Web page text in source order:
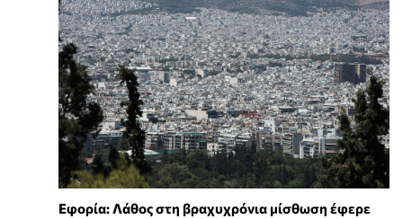
Εφορία: Λάθος στη βραχυχρόνια μίσθωση έφερε